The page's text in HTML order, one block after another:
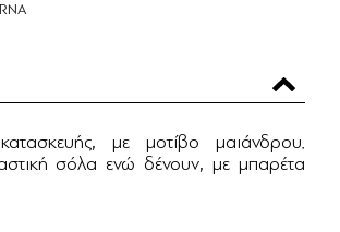
με μοτίβο μαιάνδρου.
σόλα ενώ δένουν, με μπαρέτα